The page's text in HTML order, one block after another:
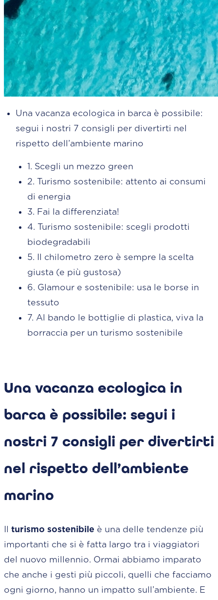
Una vacanza ecologica in barca è possibile:
segui i nostri 7 consigli per divertirti nel
rispetto dell’ambiente marino
1. Scegli un mezzo green
2. Turismo sostenibile: attento ai consumi
di energia
3. Fai la differenziata!
4. Turismo sostenibile: scegli prodotti
biodegradabili
5. Il chilometro zero è sempre la scelta
giusta (e più gustosa)
6. Glamour e sostenibile: usa le borse in
tessuto
7. Al bando le bottiglie di plastica, viva la
borraccia per un turismo sostenibile
Una vacanza ecologica in
barca è possibile: segui i
nostri 7 consigli per divertirti
nel rispetto dell’ambiente
marino
Il turismo sostenibile è una delle tendenze più
importanti che si è fatta largo tra i viaggiatori
del nuovo millennio. Ormai abbiamo imparato
che anche i gesti più piccoli, quelli che facciamo
ogni giorno, hanno un impatto sull’ambiente. E